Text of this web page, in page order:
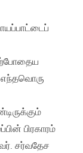
எந்தவொரு
பிரகாரம்
சர்வதேச